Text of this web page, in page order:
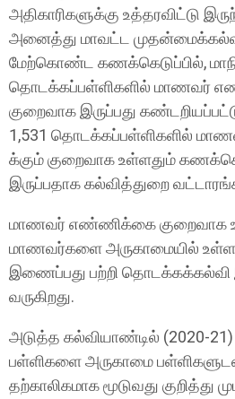
அதிகாரிகளுக்கு உத்தரவிட்டு
அனைத்து மாவட்ட
மேற்கொண்ட கணக்கெடுப்பில்,
தொடக்கப்பள்ளிகளில் மாணவர்
குறைவாக இருப்பது
1,531 தொடக்கப்பள்ளிகளில்
க்கும் குறைவாக உள்ளதும்
இருப்பதாக கல்வித்துறை
மாணவர் எண்ணிக்கை குறைவாக
மாணவர்களை அருகாமையில்
இணைப்பது பற்றி
வருகிறது.
அடுத்த கல்வியாண்டில் (2020-
பள்ளிகளை அருகாமை
தற்காலிகமாக மூடுவது குறித்து